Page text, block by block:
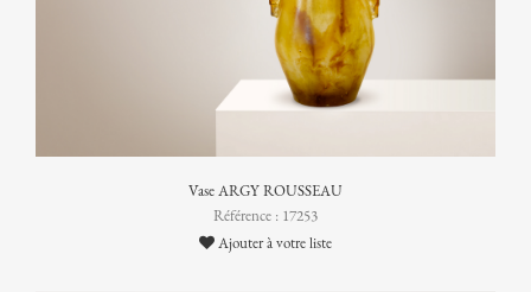
Vase ARGY ROUSSEAU
Référence : 17253
Ajouter à votre liste